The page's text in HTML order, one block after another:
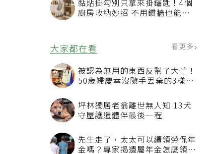
黏貼掛勾別只拿來掛鑰匙！4個
廚房收納妙招 不用鑽牆也能省
大家都在看
被認為無用的東西反幫了大忙！
50歲婦慶幸沒隨手丟棄的3樣物
坪林獨居老翁離世無人知 13犬
守屋護遺體伴最後一程
先生走了，太太可以續領勞保年